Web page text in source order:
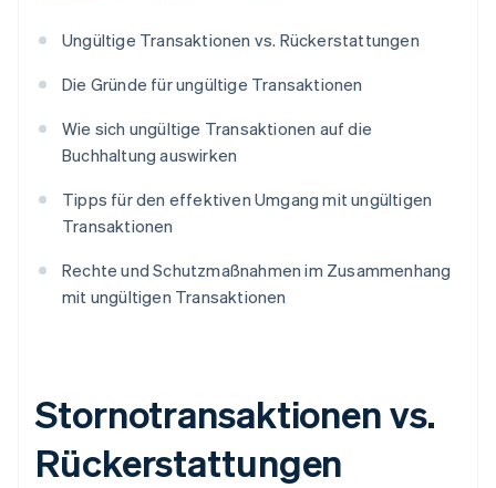
Ungültige Transaktionen vs. Rückerstattungen
Die Gründe für ungültige Transaktionen
Wie sich ungültige Transaktionen auf die
Buchhaltung auswirken
Tipps für den effektiven Umgang mit ungültigen
Transaktionen
Rechte und Schutzmaßnahmen im Zusammenhang
mit ungültigen Transaktionen
Stornotransaktionen vs.
Rückerstattungen